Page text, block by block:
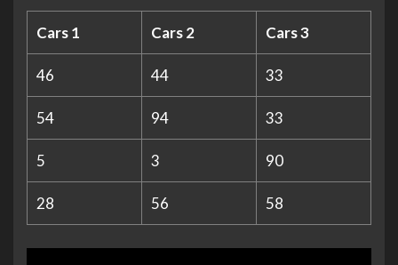
Cars 1 Cars 2 Cars 3
46 44 33
54 94 33
5 3 90
28 56 58